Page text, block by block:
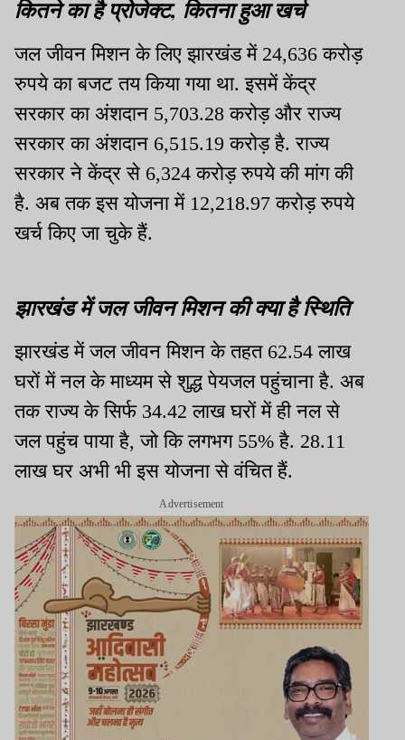
कितने का है प्रोजेक्ट, कितना हुआ खर्च
जल जीवन मिशन के लिए झारखंड में 24,636 करोड़
रुपये का बजट तय किया गया था. इसमें केंद्र
सरकार का अंशदान 5,703.28 करोड़ और राज्य
सरकार का अंशदान 6,515.19 करोड़ है. राज्य
सरकार ने केंद्र से 6,324 करोड़ रुपये की मांग की
है. अब तक इस योजना में 12,218.97 करोड़ रुपये
खर्च किए जा चुके हैं.
झारखंड में जल जीवन मिशन की क्या है स्थिति
झारखंड में जल जीवन मिशन के तहत 62.54 लाख
घरों में नल के माध्यम से शुद्ध पेयजल पहुंचाना है. अब
तक राज्य के सिर्फ 34.42 लाख घरों में ही नल से
जल पहुंच पाया है, जो कि लगभग 55% है. 28.11
लाख घर अभी भी इस योजना से वंचित हैं.
Advertisement